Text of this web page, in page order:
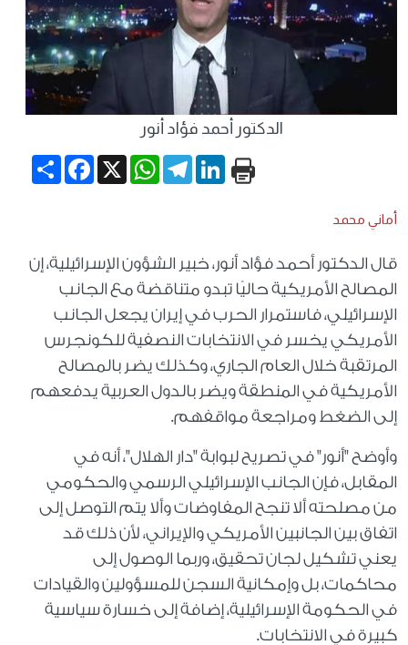
الدكتور أحمد فؤاد أنور
Share
Facebook X
WhatsApp
TelegramLinkedIn
أماني محمد
قال الدكتور أحمد فؤاد أنور، خبير الشؤون الإسرائيلية، إن
المصالح الأمريكية حاليًا تبدو متناقضة مع الجانب
الإسرائيلي، فاستمرار الحرب في إيران يجعل الجانب
الأمريكي يخسر في الانتخابات النصفية للكونجرس
المرتقبة خلال العام الجاري، وكذلك يضر بالمصالح
الأمريكية في المنطقة ويضر بالدول العربية يدفعهم
إلى الضغط ومراجعة مواقفهم.
وأوضح "أنور" في تصريح لبوابة "دار الهلال"، أنه في
المقابل، فإن الجانب الإسرائيلي الرسمي والحكومي
من مصلحته ألا تنجح المفاوضات وألا يتم التوصل إلى
اتفاق بين الجانبين الأمريكي والإيراني، لأن ذلك قد
يعني تشكيل لجان تحقيق، وربما الوصول إلى
محاكمات، بل وإمكانية السجن للمسؤولين والقيادات
في الحكومة الإسرائيلية، إضافة إلى خسارة سياسية
كبيرة في الانتخابات.